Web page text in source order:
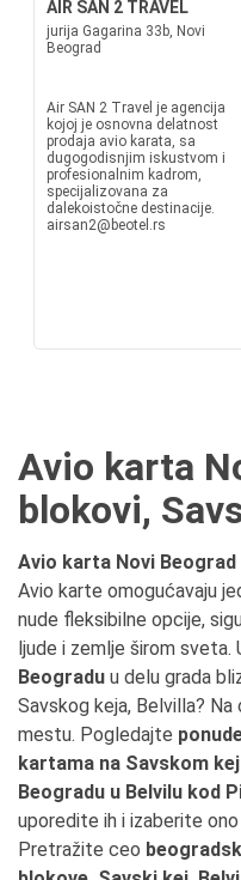
AIR SAN 2 TRAVEL
jurija Gagarina 33b, Novi
Beograd
Air SAN 2 Travel je agencija
kojoj je osnovna delatnost
prodaja avio karata, sa
dugogodisnjim iskustvom i
profesionalnim kadrom,
specijalizovana za
dalekoistočne destinacije.
airsan2@beotel.rs
Avio karta
blokovi,
Avio karta Novi
Avio karte omogućavaju
nude fleksibilne opcije,
ljude i zemlje širom sveta.
Beogradu u delu grada
Savskog keja, Belvilla?
mestu. Pogledajte
kartama na Savskom
Beogradu u Belvilu kod
uporedite ih i izaberite
Pretražite ceo